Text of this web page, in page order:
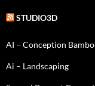
STUDIO3D
AI – Conception
Ai – Landscaping